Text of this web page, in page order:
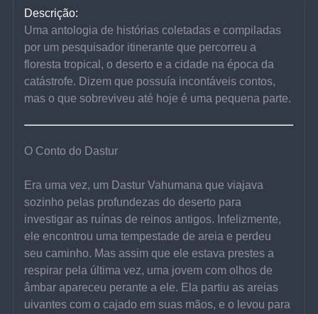
Descrição:
Uma antologia de histórias coletadas e compiladas
por um pesquisador itinerante que percorreu a
floresta tropical, o deserto e a cidade na época da
catástrofe. Dizem que possuía incontáveis contos,
mas o que sobreviveu até hoje é uma pequena parte.
O Conto do Dastur
Era uma vez, um Dastur Vahumana que viajava
sozinho pelas profundezas do deserto para
investigar as ruínas de reinos antigos. Infelizmente,
ele encontrou uma tempestade de areia e perdeu
seu caminho. Mas assim que ele estava prestes a
respirar pela última vez, uma jovem com olhos de
âmbar apareceu perante a ele. Ela partiu as areias
uivantes com o cajado em suas mãos, e o levou para